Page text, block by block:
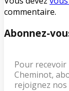
commentaire.
Abonnez-
Pour recevoir
Cheminot,
rejoignez nos